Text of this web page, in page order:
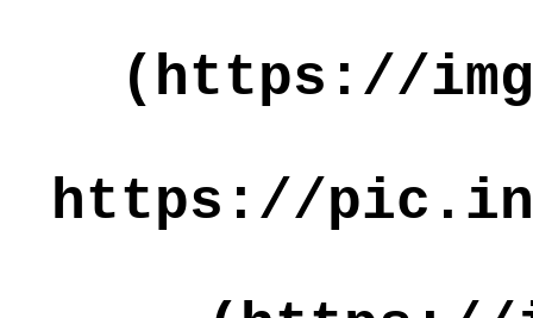
(https://
https://pic.in.th/